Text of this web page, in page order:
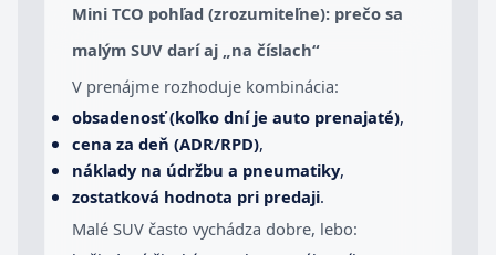
Mini TCO pohľad (zrozumiteľne): prečo sa
malým SUV darí aj „na číslach“
V prenájme rozhoduje kombinácia:
obsadenosť (koľko dní je auto prenajaté),
cena za deň (ADR/RPD),
náklady na údržbu a pneumatiky,
zostatková hodnota pri predaji.
Malé SUV často vychádza dobre, lebo: